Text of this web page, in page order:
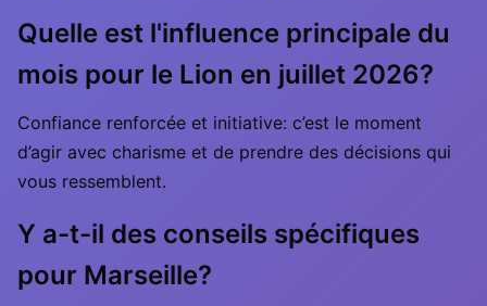
Quelle est l'influence principale du
mois pour le Lion en juillet 2026?
Confiance renforcée et initiative: c’est le moment
d’agir avec charisme et de prendre des décisions qui
vous ressemblent.
Y a-t-il des conseils spécifiques
pour Marseille?